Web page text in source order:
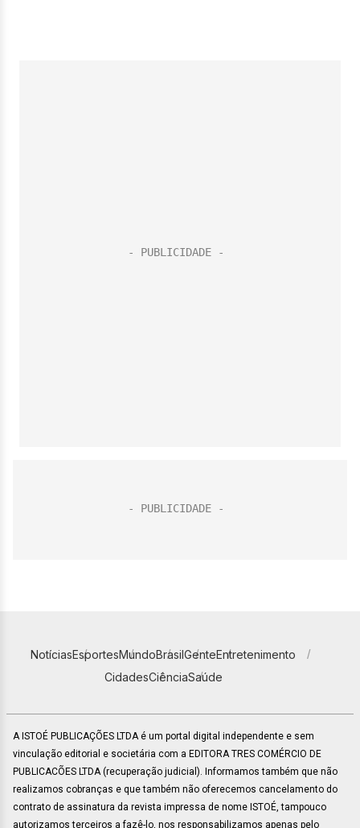
NotíciasEsportesMundoBrasilGenteEntretenimento
CidadesCiênciaSaúde
A ISTOÉ PUBLICAÇÕES LTDA é um portal digital independente e sem
vinculação editorial e societária com a EDITORA TRES COMÉRCIO DE
PUBLICACÕES LTDA (recuperação judicial). Informamos também que não
realizamos cobranças e que também não oferecemos cancelamento do
contrato de assinatura da revista impressa de nome ISTOÉ, tampouco
autorizamos terceiros a fazê-lo, nos responsabilizamos apenas pelo